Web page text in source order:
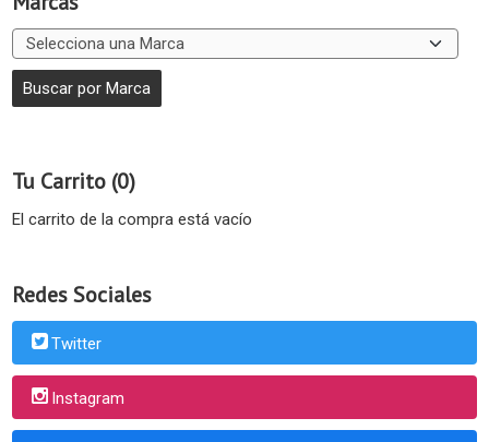
Tu Carrito (0)
El carrito de la compra está vacío
Redes Sociales
Twitter
Instagram